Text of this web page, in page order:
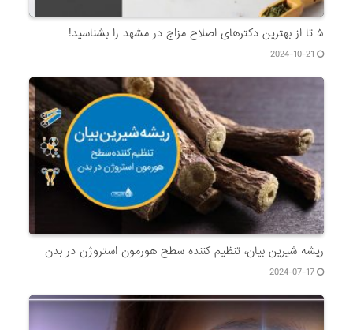
۵ تا از بهترین دکتر‌های اصلاح مزاج در مشهد را بشناسید!
2024-10-21
ریشه شیرین بیان، تنظیم کننده سطح هورمون استروژن در بدن
2024-07-17